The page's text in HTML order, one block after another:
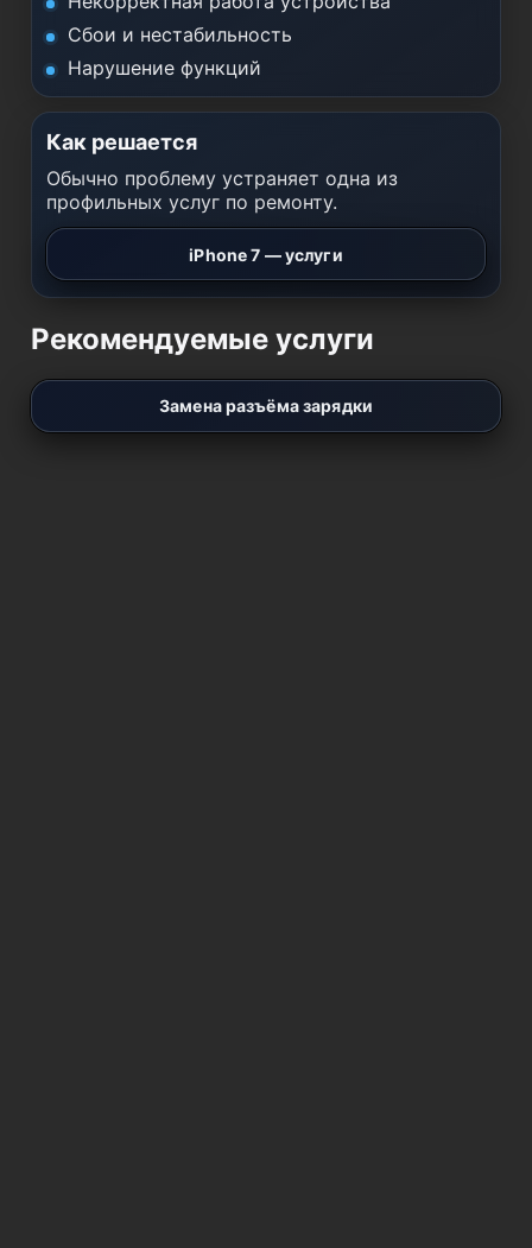
Сбои и нестабильность
Нарушение функций
Как решается
Обычно проблему устраняет одна из
профильных услуг по ремонту.
iPhone 7 — услуги
Рекомендуемые услуги
Замена разъёма зарядки